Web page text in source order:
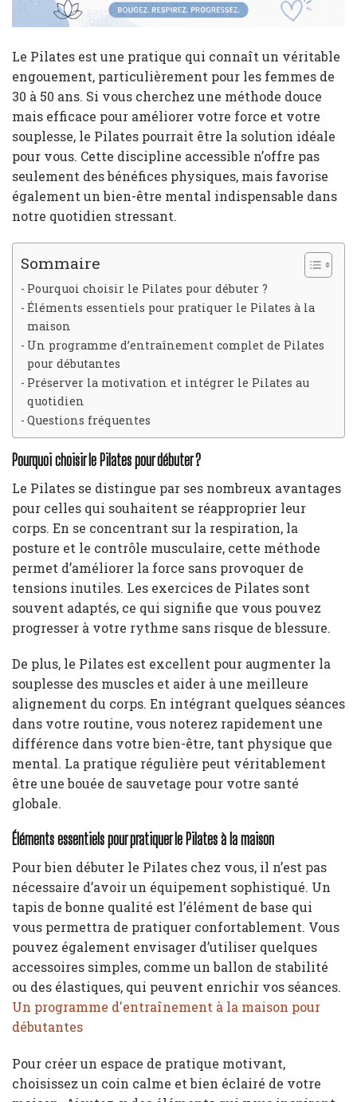
Le Pilates est une pratique qui connaît un véritable
engouement, particulièrement pour les femmes de
30 à 50 ans. Si vous cherchez une méthode douce
mais efficace pour améliorer votre force et votre
souplesse, le Pilates pourrait être la solution idéale
pour vous. Cette discipline accessible n’offre pas
seulement des bénéfices physiques, mais favorise
également un bien-être mental indispensable dans
notre quotidien stressant.
Sommaire
Pourquoi choisir le Pilates pour débuter ?
Éléments essentiels pour pratiquer le Pilates à la
maison
Un programme d’entraînement complet de Pilates
pour débutantes
Préserver la motivation et intégrer le Pilates au
quotidien
Questions fréquentes
Pourquoi choisir le Pilates pour débuter ?
Le Pilates se distingue par ses nombreux avantages
pour celles qui souhaitent se réapproprier leur
corps. En se concentrant sur la respiration, la
posture et le contrôle musculaire, cette méthode
permet d’améliorer la force sans provoquer de
tensions inutiles. Les exercices de Pilates sont
souvent adaptés, ce qui signifie que vous pouvez
progresser à votre rythme sans risque de blessure.
De plus, le Pilates est excellent pour augmenter la
souplesse des muscles et aider à une meilleure
alignement du corps. En intégrant quelques séances
dans votre routine, vous noterez rapidement une
différence dans votre bien-être, tant physique que
mental. La pratique régulière peut véritablement
être une bouée de sauvetage pour votre santé
globale.
Éléments essentiels pour pratiquer le Pilates à la maison
Pour bien débuter le Pilates chez vous, il n’est pas
nécessaire d’avoir un équipement sophistiqué. Un
tapis de bonne qualité est l’élément de base qui
vous permettra de pratiquer confortablement. Vous
pouvez également envisager d’utiliser quelques
accessoires simples, comme un ballon de stabilité
ou des élastiques, qui peuvent enrichir vos séances.
Un programme d'entraînement à la maison pour
débutantes
Pour créer un espace de pratique motivant,
choisissez un coin calme et bien éclairé de votre